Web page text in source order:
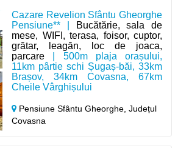
Cazare Revelion Sfântu Gheorghe
Pensiune** |
Bucătărie, sala de
mese, WIFI, terasa, foisor, cuptor,
grătar, leagăn, loc de joaca,
parcare | 500m plaja orașului,
11km pârtie schi Șugaș-băi, 33km
Brașov, 34km Covasna, 67km
Cheile Vârghișului
Pensiune Sfântu Gheorghe,Județul
Covasna